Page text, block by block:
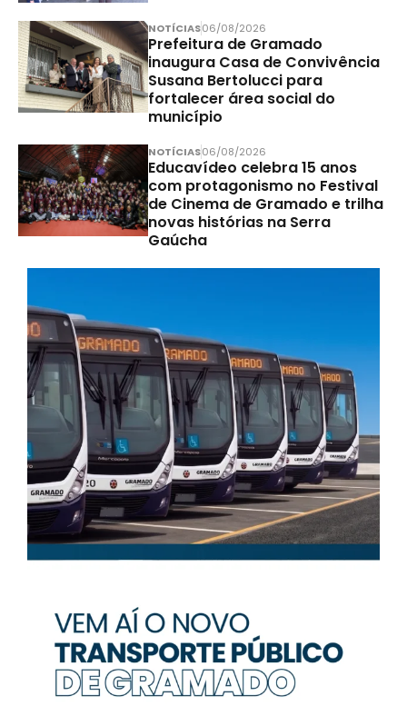
NOTÍCIAS06/08/2026
Prefeitura de Gramado
inaugura Casa de Convivência
Susana Bertolucci para
fortalecer área social do
município
NOTÍCIAS06/08/2026
Educavídeo celebra 15 anos
com protagonismo no Festival
de Cinema de Gramado e trilha
novas histórias na Serra
Gaúcha